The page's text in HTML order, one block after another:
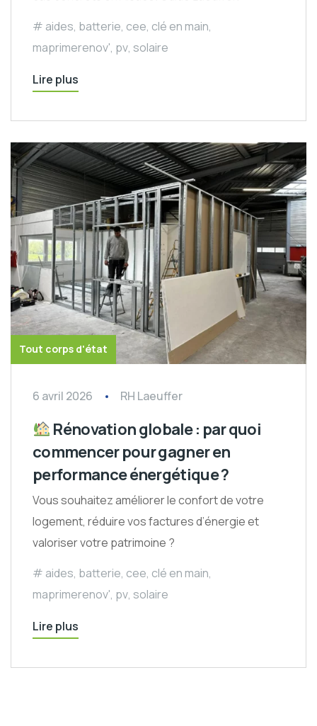
aides, batterie, cee, clé en main,
maprimerenov', pv, solaire
Lire plus
Tout corps d'état
6 avril 2026 RH Laeuffer
Rénovation globale : par quoi
commencer pour gagner en
performance énergétique ?
Vous souhaitez améliorer le confort de votre
logement, réduire vos factures d’énergie et
valoriser votre patrimoine ?
aides, batterie, cee, clé en main,
maprimerenov', pv, solaire
Lire plus